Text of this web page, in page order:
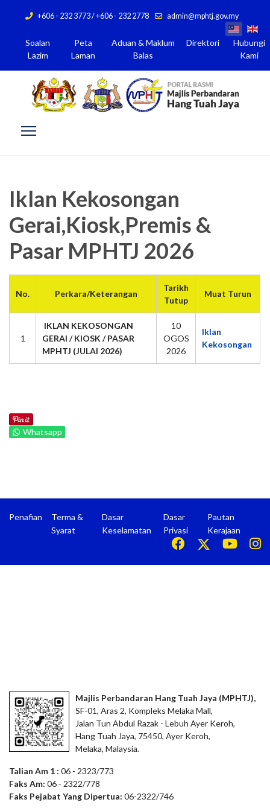
+606 - 232 3773 / +606 - 232 2778 admin@mphtj.gov.my
Soalan
Lazim
Peta
Laman
Aduan & Maklum
Balas
Direktori
Hubungi
Kami
Iklan Kekosongan
Gerai,Kiosk,Premis &
Pasar MPHTJ 2026
No. Perkara/Keterangan
Tarikh
Tutup
Muat Turun
1
IKLAN KEKOSONGAN
GERAI / KIOSK / PASAR
MPHTJ (JULAI 2026)
10
OGOS
2026
Iklan
Kekosongan
Whatsapp
Penafian
Terma &
Syarat
Dasar
Keselamatan
Dasar
Privasi
Pautan
Kerajaan
Majlis Perbandaran Hang Tuah Jaya (MPHTJ),
SF-01, Aras 2, Kompleks Melaka Mall,
Jalan Tun Abdul Razak - Lebuh Ayer Keroh,
Hang Tuah Jaya, 75450, Ayer Keroh,
Melaka, Malaysia.
Talian Am 1 : 06 - 2323/773
Faks Am: 06 - 2322/778
Faks Pejabat Yang Dipertua: 06-2322/746